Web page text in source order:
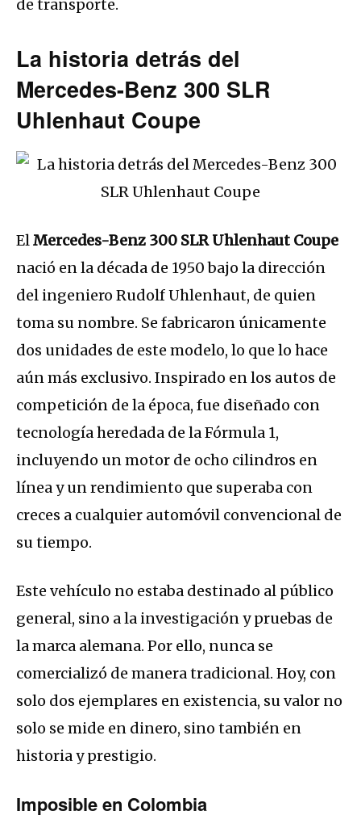
de transporte.
La historia detrás del
Mercedes-Benz 300 SLR
Uhlenhaut Coupe
ElMercedes-Benz 300 SLR Uhlenhaut Coupe
nació en la década de 1950 bajo la dirección
del ingeniero Rudolf Uhlenhaut, de quien
toma su nombre. Se fabricaron únicamente
dos unidades de este modelo, lo que lo hace
aún más exclusivo. Inspirado en los autos de
competición de la época, fue diseñado con
tecnología heredada de la Fórmula 1,
incluyendo un motor de ocho cilindros en
línea y un rendimiento que superaba con
creces a cualquier automóvil convencional de
su tiempo.
Este vehículo no estaba destinado al público
general, sino a la investigación y pruebas de
la marca alemana. Por ello, nunca se
comercializó de manera tradicional. Hoy, con
solo dos ejemplares en existencia, su valor no
solo se mide en dinero, sino también en
historia y prestigio.
Imposible en Colombia